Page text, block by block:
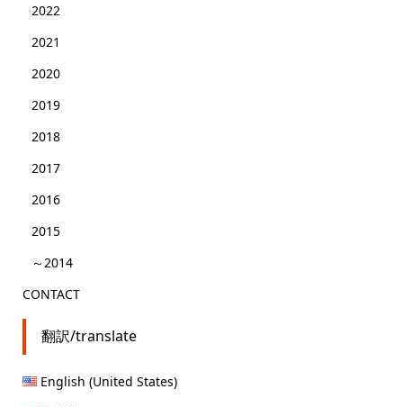
2022
2021
2020
2019
2018
2017
2016
2015
～2014
CONTACT
翻訳/translate
English (United States)